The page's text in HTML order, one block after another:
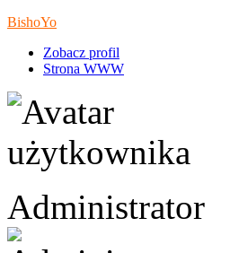
BishoYo
Zobacz profil
Strona WWW
Administrator